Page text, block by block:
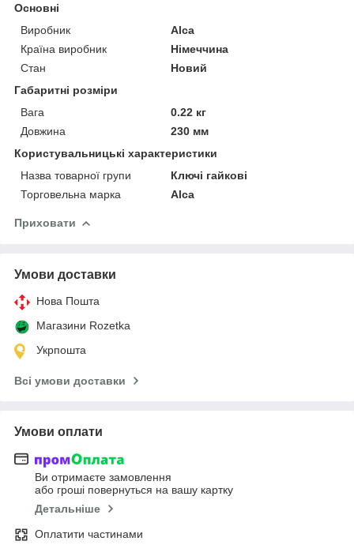
Основні
Виробник
Alca
Країна виробник
Німеччина
Стан
Новий
Габаритні розміри
Вага
0.22 кг
Довжина
230 мм
Користувальницькі характеристики
Назва товарної групи
Ключі гайкові
Торговельна марка
Alca
Приховати
Умови доставки
Нова Пошта
Магазини Rozetka
Укрпошта
Всі умови доставки
Умови оплати
Ви отримаєте замовлення
або гроші повернуться на вашу картку
Детальніше
Оплатити частинами